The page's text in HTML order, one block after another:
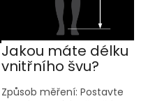
Jakou máte délku
vnitřního švu?
Způsob měření: Postavte